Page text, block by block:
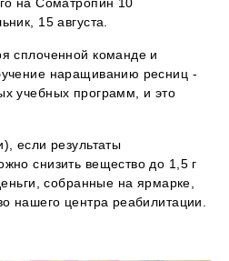
на Соматропин 10
15 августа.
сплоченной команде и
наращиванию ресниц -
учебных программ, и это
если результаты
снизить вещество до 1,5 г
собранные на ярмарке,
нашего центра реабилитации.